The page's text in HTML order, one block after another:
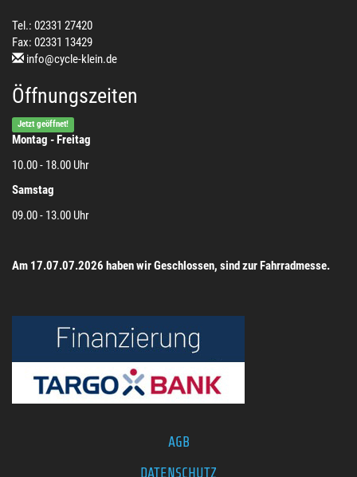
Tel.: 02331 27420
Fax: 02331 13429
info@cycle-klein.de
Öffnungszeiten
Jetzt geöffnet!
Montag - Freitag
10.00 - 18.00 Uhr
Samstag
09.00 - 13.00 Uhr
Am 17.07.07.2026 haben wir Geschlossen, sind zur Fahrradmesse.
AGB
DATENSCHUTZ